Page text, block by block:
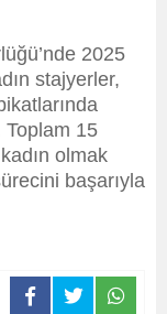
2025
stajyerler,
15
olmak
başarıyla